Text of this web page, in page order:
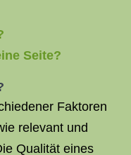
Seite?
Faktoren
relevant und
Qualität eines